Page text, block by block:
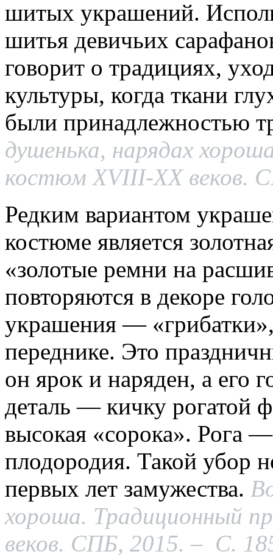
шитых украшений.
шитья девичьих
говорит о традициях,
культуры, когда ткани
были принадлежностью
душенька, нарядах
костюм XVIII-XX веков.
Редким вариантом
костюме является
«золотые ремни на
повторяются в декоре
украшения —
переднике. Это
он ярок и наряден, а его
деталь — кичку рогатой
высокая «сорока». Рога
плодородия. Такой убор
первых лет замужества.
хороша. Традиционный
веков. СПБ, 2015. – С.